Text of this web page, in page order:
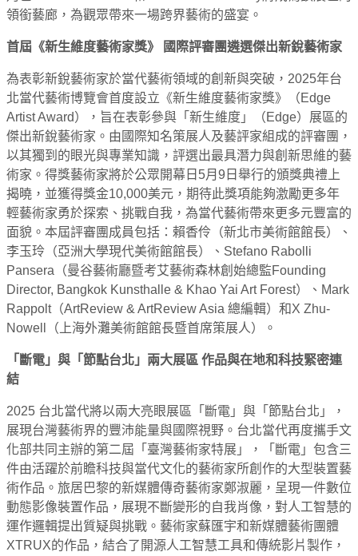
領銜藝廊，為觀眾帶來一場跨界藝術的盛宴。
首屆《新生維度藝術家獎》 國際評審團遴選傑出新銳藝術家
為表彰新銳藝術家於當代藝術領域的創新與突破，2025年台
北當代藝術博覽會首度設立《新生維度藝術家獎》（Edge
Artist Award），旨在表彰參與「新生維度」（Edge）展區的
傑出新銳藝術家。由國際知名策展人及藝評家組成的評審團，
以其獨到的眼光與專業知識，評選出最具潛力與創新思維的藝
術家。得獎藝術家將於公眾開幕日5月9日舉行的頒獎典禮上
揭曉，並獲得獎金10,000美元，期待此獎項能夠激勵更多年
輕藝術家勇於探索、挑戰自我，為當代藝術帶來更多元豐富的
面貌。本屆評審團成員包括：賴香伶（新北市美術館館長）、
李玉玲（亞洲大學現代美術館館長）、Stefano Rabolli
Pansera（曼谷藝術廳暨考艾藝術森林創始總監Founding
Director, Bangkok Kunsthalle & Khao Yai Art Forest）、Mark
Rappolt（ArtReview & ArtReview Asia 總編輯）和X Zhu-
Nowell（上海外灘美術館館長暨首席策展人）。
「斷電」與「節點台北」兩大展區 作品與在地和科技緊密連
結
2025 台北當代將以兩大亮眼展區「斷電」與「節點台北」，
展現台灣藝術界的豐沛能量與國際視野。台北當代再度攜手文
化部共同主辦的第二屆「臺灣藝術家特展」，「斷電」包含三
件由活躍於前瞻科技與當代文化的藝術家所創作的大型裝置藝
術作品。旅居巴黎的新媒體傳奇藝術家鄭淑麗，呈現一件數位
動態影像裝置作品，展現不斷變形的自我肖像，對人工智慧的
運作邏輯提出質疑與挑戰。藝術家蘇匯宇和新媒體藝術團體
XTRUX的作品，結合了開源人工智慧工具和傳統影片製作，